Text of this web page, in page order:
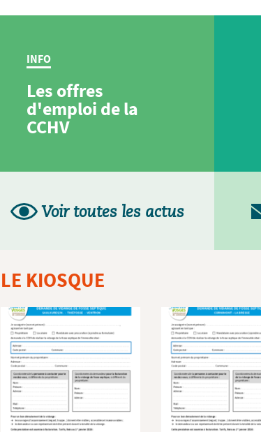
INFO
Les offres
d'emploi de la
CCHV
Voir toutes les actus
LE KIOSQUE